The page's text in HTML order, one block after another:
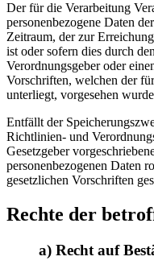
Der für die Verarbeitung
personenbezogene Daten
Zeitraum, der zur
ist oder sofern dies durch
Verordnungsgeber oder
Vorschriften, welchen der
unterliegt, vorgesehen
Entfällt der
Richtlinien- und
Gesetzgeber
personenbezogenen Daten
gesetzlichen Vorschriften
Rechte der
a) Recht auf